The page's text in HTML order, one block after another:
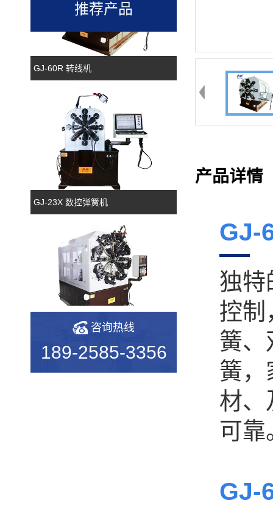
推荐产品
GJ-60R 转线机
GJ-23X 数控弹簧机
GJ-50TR 凸轮转线机
咨询热线
189-2585-3356
产品详情
GJ-
独特
控制
簧、
簧，
材、
可靠
GJ-